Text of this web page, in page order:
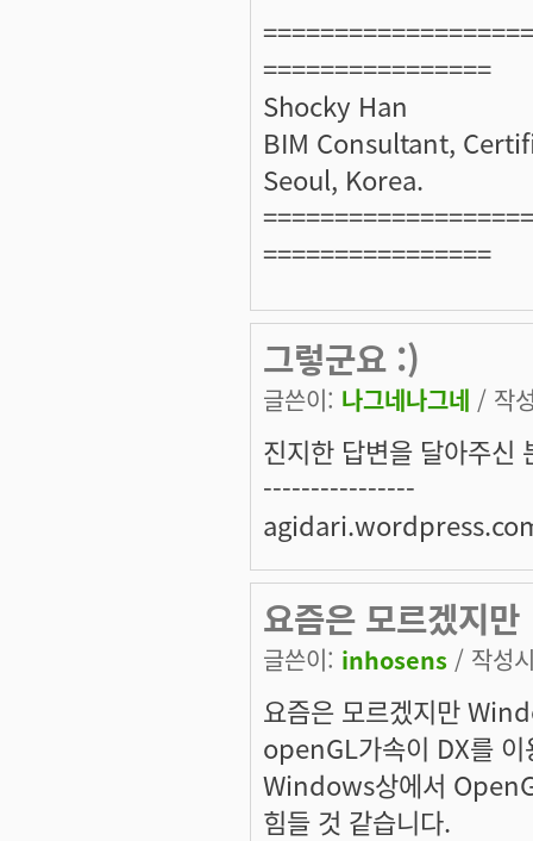
================
Shocky Han
BIM Consultant,
Seoul, Korea.
================
그렇군요 :)
글쓴이: 나그네나그네 / 작
진지한 답변을 달아주신
----------------
요즘은 모르겠지만
글쓴이: inhosens / 작성
요즘은 모르겠지만
openGL가속이 DX를 이
Windows상에서
힘들 것 같습니다.